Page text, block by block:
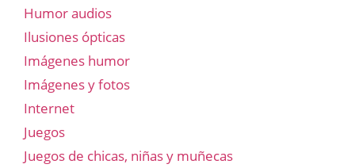
Humor audios
Ilusiones ópticas
Imágenes humor
Imágenes y fotos
Internet
Juegos
Juegos de chicas, niñas y muñecas